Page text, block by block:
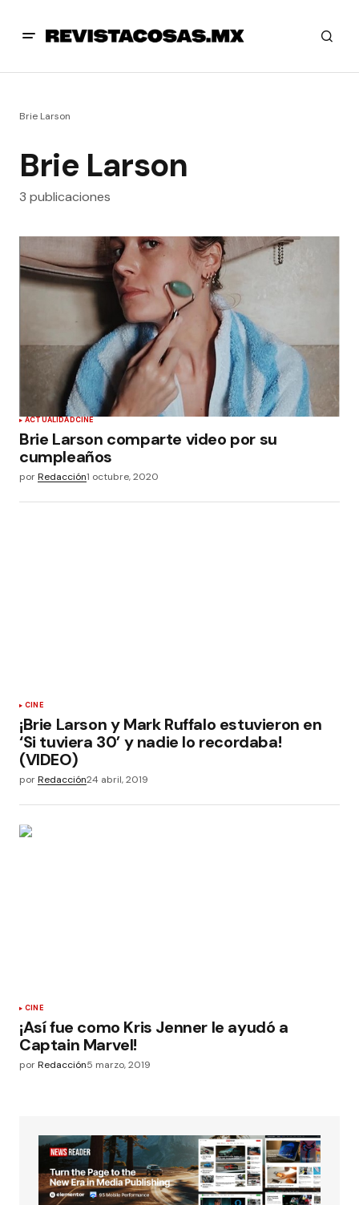
Brie Larson
Brie Larson
3 publicaciones
ACTUALIDADCINE
Brie Larson comparte video por su
cumpleaños
porRedacción1 octubre, 2020
CINE
¡Brie Larson y Mark Ruffalo estuvieron en
‘Si tuviera 30’ y nadie lo recordaba!
(VIDEO)
porRedacción24 abril, 2019
CINE
¡Así fue como Kris Jenner le ayudó a
Captain Marvel!
porRedacción5 marzo, 2019